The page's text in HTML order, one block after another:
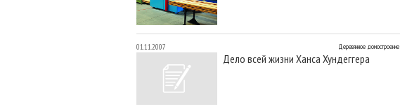
01.11.2007 Деревянное домостроение
Дело всей жизни Ханса Хундеггера